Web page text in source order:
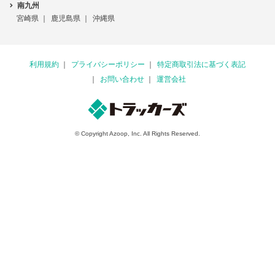
南九州
宮崎県
鹿児島県 沖縄県
利用規約 プライバシーポリシー
特定商取引法に基づく表記
お問い合わせ
運営会社
© Copyright Azoop, Inc. All Rights Reserved.